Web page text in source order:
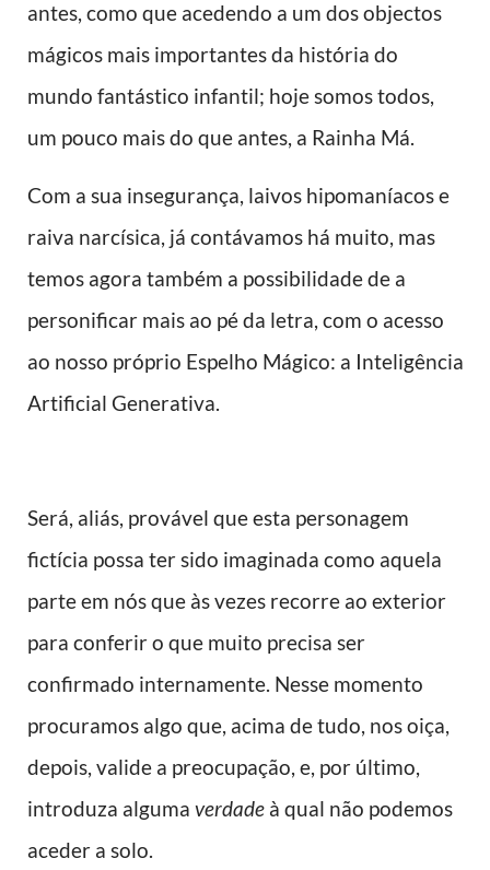
antes, como que acedendo a um dos objectos
mágicos mais importantes da história do
mundo fantástico infantil; hoje somos todos,
um pouco mais do que antes, a Rainha Má.
Com a sua insegurança, laivos hipomaníacos e
raiva narcísica, já contávamos há muito, mas
temos agora também a possibilidade de a
personificar mais ao pé da letra, com o acesso
ao nosso próprio Espelho Mágico: a Inteligência
Artificial Generativa.
Será, aliás, provável que esta personagem
fictícia possa ter sido imaginada como aquela
parte em nós que às vezes recorre ao exterior
para conferir o que muito precisa ser
confirmado internamente. Nesse momento
procuramos algo que, acima de tudo, nos oiça,
depois, valide a preocupação, e, por último,
introduza alguma verdade à qual não podemos
aceder a solo.